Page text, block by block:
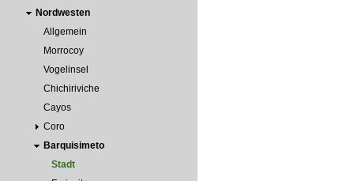
Nordwesten
Allgemein
Morrocoy
Vogelinsel
Chichiriviche
Cayos
Coro
Barquisimeto
Stadt